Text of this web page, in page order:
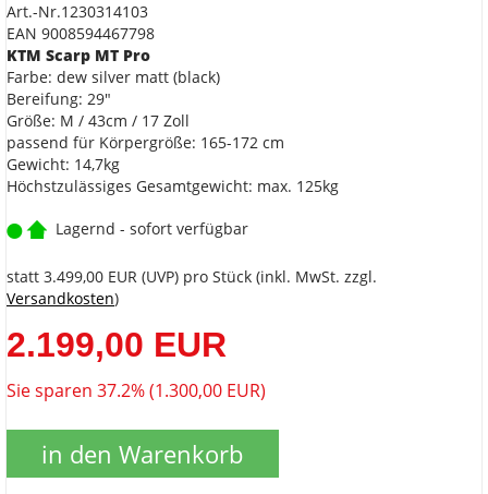
Art.-Nr.1230314103
EAN 9008594467798
KTM Scarp MT Pro
Farbe: dew silver matt (black)
Bereifung: 29"
Größe: M / 43cm / 17 Zoll
passend für Körpergröße: 165-172 cm
Gewicht: 14,7kg
Höchstzulässiges Gesamtgewicht: max. 125kg
Lagernd - sofort verfügbar
statt 3.499,00 EUR (UVP) pro Stück (inkl. MwSt. zzgl.
Versandkosten)
2.199,00 EUR
Sie sparen 37.2% (1.300,00 EUR)
in den Warenkorb